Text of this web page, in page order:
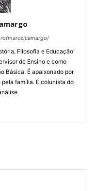
Filosofia e Educação"
de Ensino e como
Básica. É apaixonado por
família. É colunista do